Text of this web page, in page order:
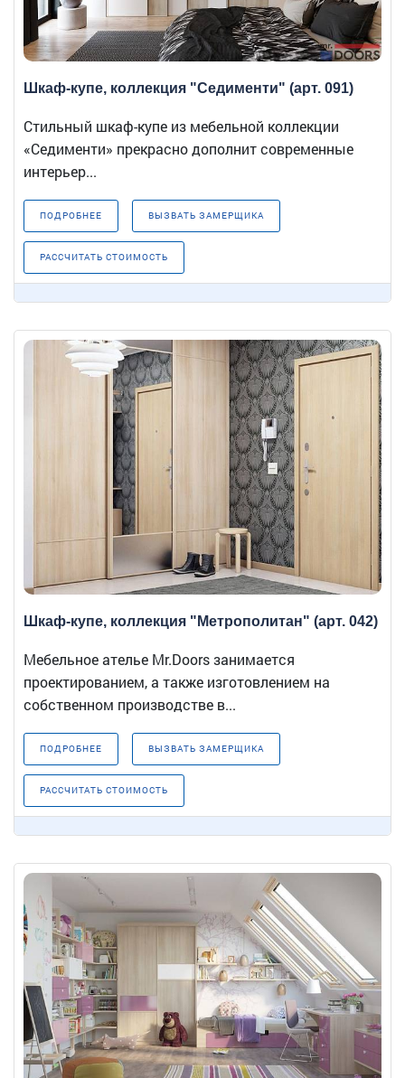
Шкаф-купе, коллекция "Седименти" (арт. 091)
Стильный шкаф-купе из мебельной коллекции
«Седименти» прекрасно дополнит современные
интерьер...
ПОДРОБНЕЕ ВЫЗВАТЬ ЗАМЕРЩИКА
РАССЧИТАТЬ СТОИМОСТЬ
Шкаф-купе, коллекция "Метрополитан" (арт. 042)
Мебельное ателье Mr.Doors занимается
проектированием, а также изготовлением на
собственном производстве в...
ПОДРОБНЕЕ ВЫЗВАТЬ ЗАМЕРЩИКА
РАССЧИТАТЬ СТОИМОСТЬ